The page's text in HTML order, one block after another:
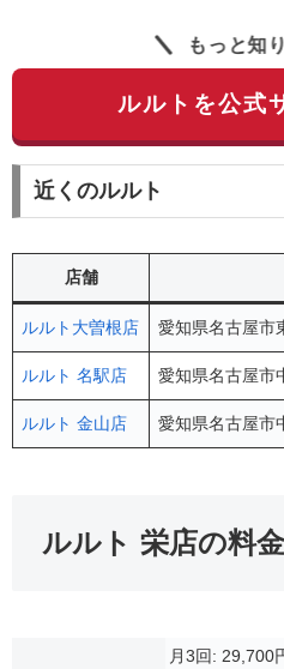
もっと知
ルルトを公式
近くのルルト
店舗
ルルト大曽根店 愛知県名古屋市
ルルト 名駅店 愛知県名古屋市
ルルト 金山店 愛知県名古屋市
ルルト 栄店の料金
月3回: 29,700